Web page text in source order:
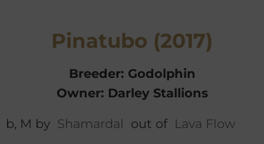
Pinatubo (2017)
Breeder: Godolphin
Owner: Darley Stallions
b, M by Shamardal out of Lava Flow